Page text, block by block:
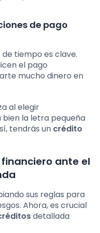
de pago
tiempo es clave.
el pago
mucho dinero en
al elegir
bien la letra pequeña
tendrás un crédito
ante el
sus reglas para
Ahora, es crucial
detallada